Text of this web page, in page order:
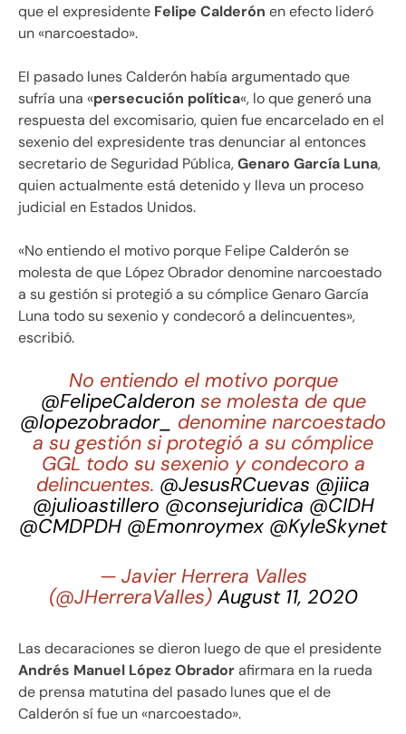
que el expresidente Felipe Calderón en efecto lideró
un «narcoestado».
El pasado lunes Calderón había argumentado que
sufría una «persecución política«, lo que generó una
respuesta del excomisario, quien fue encarcelado en el
sexenio del expresidente tras denunciar al entonces
secretario de Seguridad Pública,Genaro García Luna,
quien actualmente está detenido y lleva un proceso
judicial en Estados Unidos.
«No entiendo el motivo porque Felipe Calderón se
molesta de que López Obrador denomine narcoestado
a su gestión si protegió a su cómplice Genaro García
Luna todo su sexenio y condecoró a delincuentes»,
escribió.
No entiendo el motivo porque
@FelipeCalderonse molesta de que
@lopezobrador_ denomine narcoestado
a su gestión si protegió a su cómplice
GGL todo su sexenio y condecoro a
delincuentes. @JesusRCuevas @jiica
@julioastillero @consejuridica @CIDH
@CMDPDH @Emonroymex @KyleSkynet
— Javier Herrera Valles
(@JHerreraValles) August 11, 2020
Las decaraciones se dieron luego de que el presidente
Andrés Manuel López Obradorafirmara en la rueda
de prensa matutina del pasado lunes que el de
Calderón sí fue un «narcoestado».